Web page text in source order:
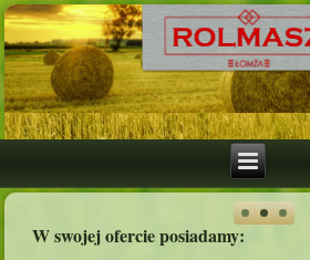
W swojej ofercie posiadamy: